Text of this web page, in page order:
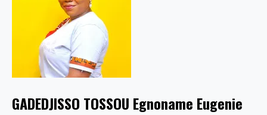
GADEDJISSO TOSSOU Egnoname Eugenie